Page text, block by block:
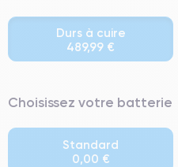
Durs à cuire
489,99 €
⭐ Premium
● Batterie : usage intensif.
● Seuls 5% de nos téléphones
Choisissez votre batterie
Standard
0,00 €